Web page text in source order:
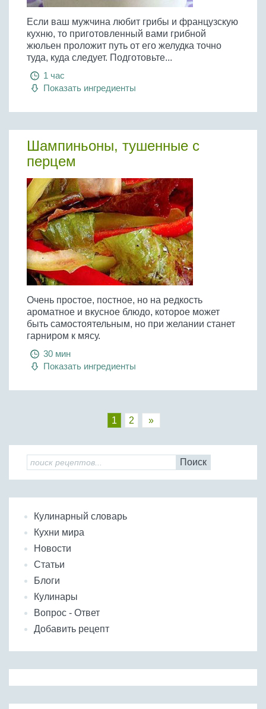
Если ваш мужчина любит грибы и французскую
кухню, то приготовленный вами грибной
жюльен проложит путь от его желудка точно
туда, куда следует. Подготовьте...
1 час
Показать ингредиенты
Шампиньоны, тушенные с
перцем
Очень простое, постное, но на редкость
ароматное и вкусное блюдо, которое может
быть самостоятельным, но при желании станет
гарниром к мясу.
30 мин
Показать ингредиенты
1 2 »
Поиск
Кулинарный словарь
Кухни мира
Новости
Статьи
Блоги
Кулинары
Вопрос - Ответ
Добавить рецепт